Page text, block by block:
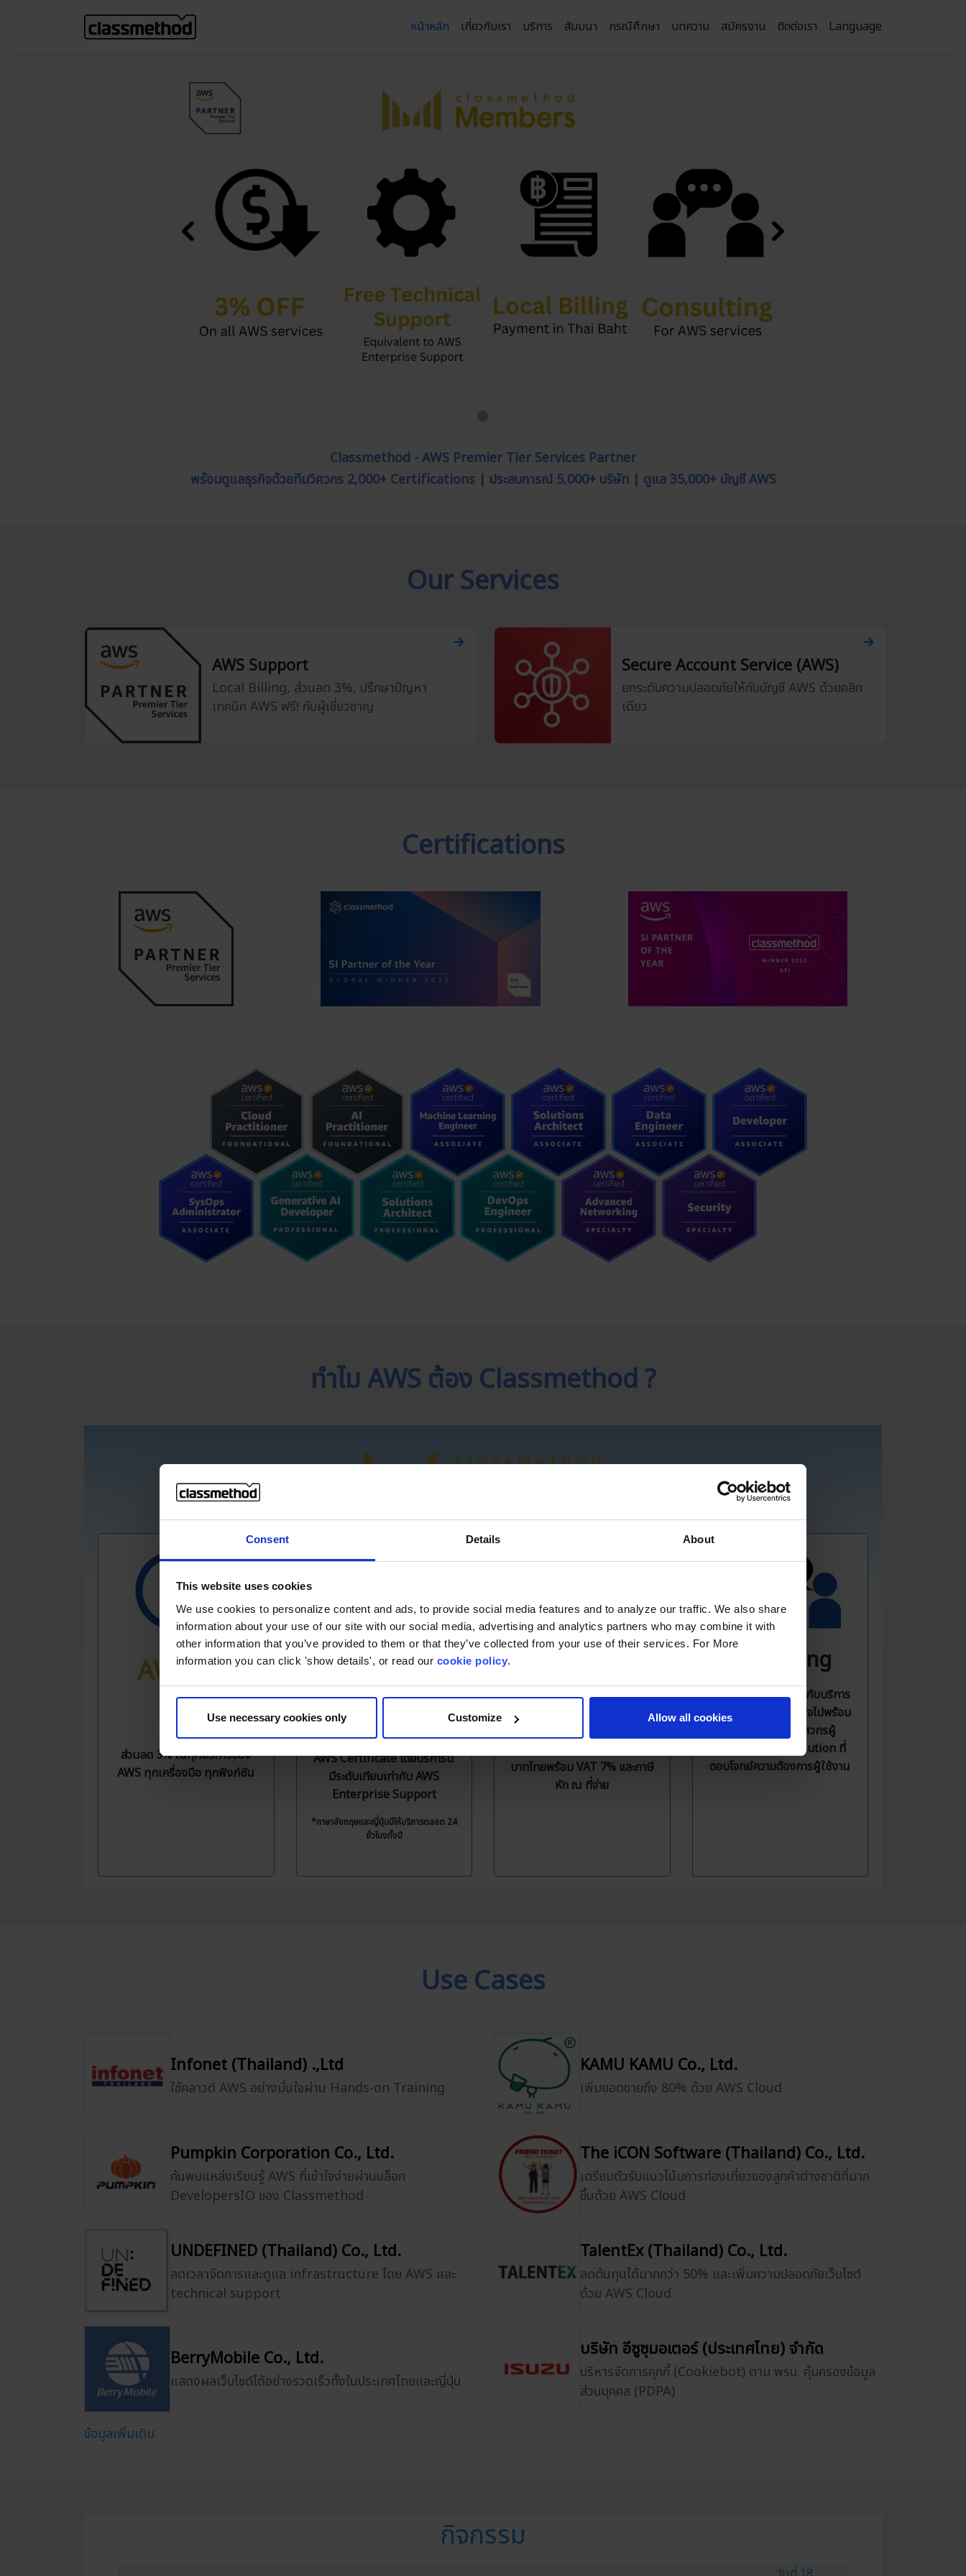
Consent Details About
This website uses cookies
We use cookies to personalize content and ads, to provide social media features and to analyze our traffic. We also share
information about your use of our site with our social media, advertising and analytics partners who may combine it with
other information that you’ve provided to them or that they’ve collected from your use of their services. For More
information you can click 'show details', or read our cookie policy.
Use necessary cookies only Customize Allow all cookies
หน้าหลัก เกี่ยวกับเรา บริการ สัมมนา กรณีศึกษา บทความ สมัครงาน ติดต่อเรา Language
Previous Next
Classmethod - AWS Premier Tier Services Partner
พร้อมดูแลธุรกิจด้วยทีมวิศวกร 2,000+ Certifications | ประสบการณ์ 5,000+ บริษัท | ดูแล 35,000+ บัญชี AWS
Our Services
AWS Support
Local Billing, ส่วนลด 3%, ปรึกษาปัญหา
เทคนิค AWS ฟรี! กับผู้เชี่ยวชาญ
Secure Account Service (AWS)
ยกระดับความปลอดภัยให้กับบัญชี AWS ด้วยคลิก
เดียว
Certifications
ทำไม AWS ต้อง Classmethod ?
AWS 3%
OFF
ส่วนลด 3% ในทุกบริการของ
AWS ทุกเครื่องมือ ทุกฟังก์ชัน
Free Technical
Support
Free Technical Support มี
ถึงสี่ภาษา ทั้งไทย อังกฤษ ญี่ปุ่น
และเกาหลี จากทีมงานวิศวกรที่มี
AWS Certificate โดยบริการนี้
มีระดับเทียบเท่ากับ AWS
Enterprise Support
*ภาษาอังกฤษและญี่ปุ่นมีให้บริการตลอด 24
ชั่วโมงทั้งปี
หมดห่วงเรื่องการชำระเงินผ่าน
บาทไทยพร้อม VAT 7% และภาษี
หัก ณ ที่จ่าย
Consulting
ให้บริการปรึกษาเกี่ยวกับบริการ
ต่าง ๆ ของ AWS มั่นใจไปพร้อม
กับคำแนะนำจากวิศวกรผู้
เชี่ยวชาญ พร้อม Solution ที่
ตอบโจทย์ความต้องการผู้ใช้งาน
Use Cases
Infonet (Thailand) .,Ltd
ใช้คลาวด์ AWS อย่างมั่นใจผ่าน Hands-on Training
KAMU KAMU Co., Ltd.
เพิ่มยอดขายถึง 80% ด้วย AWS Cloud
Pumpkin Corporation Co., Ltd.
ค้นพบแหล่งเรียนรู้ AWS ที่เข้าใจง่ายผ่านบล็อก
DevelopersIO ของ Classmethod
The iCON Software (Thailand) Co., Ltd.
เตรียมตัวรับแนวโน้มการท่องเที่ยวของลูกค้าต่างชาติที่มาก
ขึ้นด้วย AWS Cloud
UNDEFINED (Thailand) Co., Ltd.
ลดเวลาจัดการและดูแล infrastructure โดย AWS และ
technical support
TalentEx (Thailand) Co., Ltd.
ลดต้นทุนได้มากกว่า 50% และเพิ่มความปลอดภัยเว็บไซต์
ด้วย AWS Cloud
BerryMobile Co., Ltd.
แสดงผลเว็บไซต์ได้อย่างรวดเร็วทั้งในประเทศไทยและญี่ปุ่น
บริษัท อีซูซุมอเตอร์ (ประเทศไทย) จำกัด
บริหารจัดการคุกกี้ (Cookiebot) ตาม พรบ. คุ้มครองข้อมูล
ส่วนบุคคล (PDPA)
ข้อมูลเพิ่มเติม
กิจกรรม